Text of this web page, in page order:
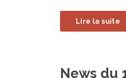
Lire la suite
News du